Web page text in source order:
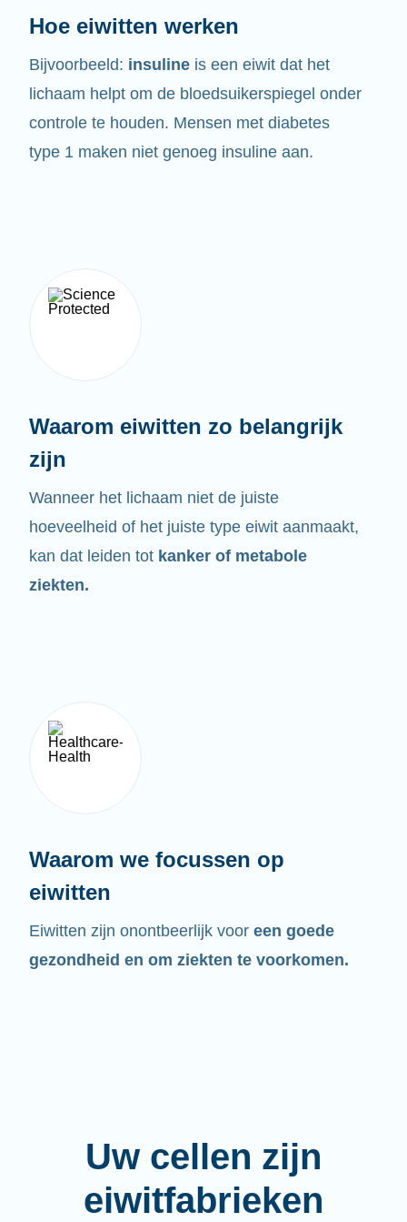
Hoe eiwitten werken
Bijvoorbeeld: insuline is een eiwit dat het
lichaam helpt om de bloedsuikerspiegel onder
controle te houden. Mensen met diabetes
type 1 maken niet genoeg insuline aan.
Waarom eiwitten zo belangrijk
zijn
Wanneer het lichaam niet de juiste
hoeveelheid of het juiste type eiwit aanmaakt,
kan dat leiden tot kanker of metabole
ziekten.
Waarom we focussen op
eiwitten
Eiwitten zijn onontbeerlijk voor een goede
gezondheid en om ziekten te voorkomen.
Uw cellen zijn
eiwitfabrieken